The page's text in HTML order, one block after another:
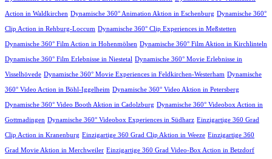
Action in Waldkirchen Dynamische 360° Animation Aktion in Eschenburg Dynamische 360°
Clip Action in Rehburg-Loccum Dynamische 360° Clip Experiences in Meßstetten
Dynamische 360° Film Action in Hohenmölsen Dynamische 360° Film Aktion in Kirchlinteln
Dynamische 360° Film Erlebnisse in Niestetal Dynamische 360° Movie Erlebnisse in
Visselhövede Dynamische 360° Movie Experiences in Feldkirchen-Westerham Dynamische
360° Video Action in Böhl-Iggelheim Dynamische 360° Video Aktion in Petersberg
Dynamische 360° Video Booth Aktion in Cadolzburg Dynamische 360° Videobox Action in
Gottmadingen Dynamische 360° Videobox Experiences in Südharz Einzigartige 360 Grad
Clip Action in Kranenburg Einzigartige 360 Grad Clip Aktion in Weeze Einzigartige 360
Grad Movie Aktion in Merchweiler Einzigartige 360 Grad Video-Box Action in Betzdorf